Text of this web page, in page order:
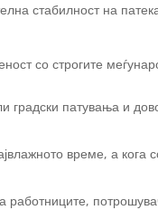
стабилност на
со строгите
патувања и
време, а кога